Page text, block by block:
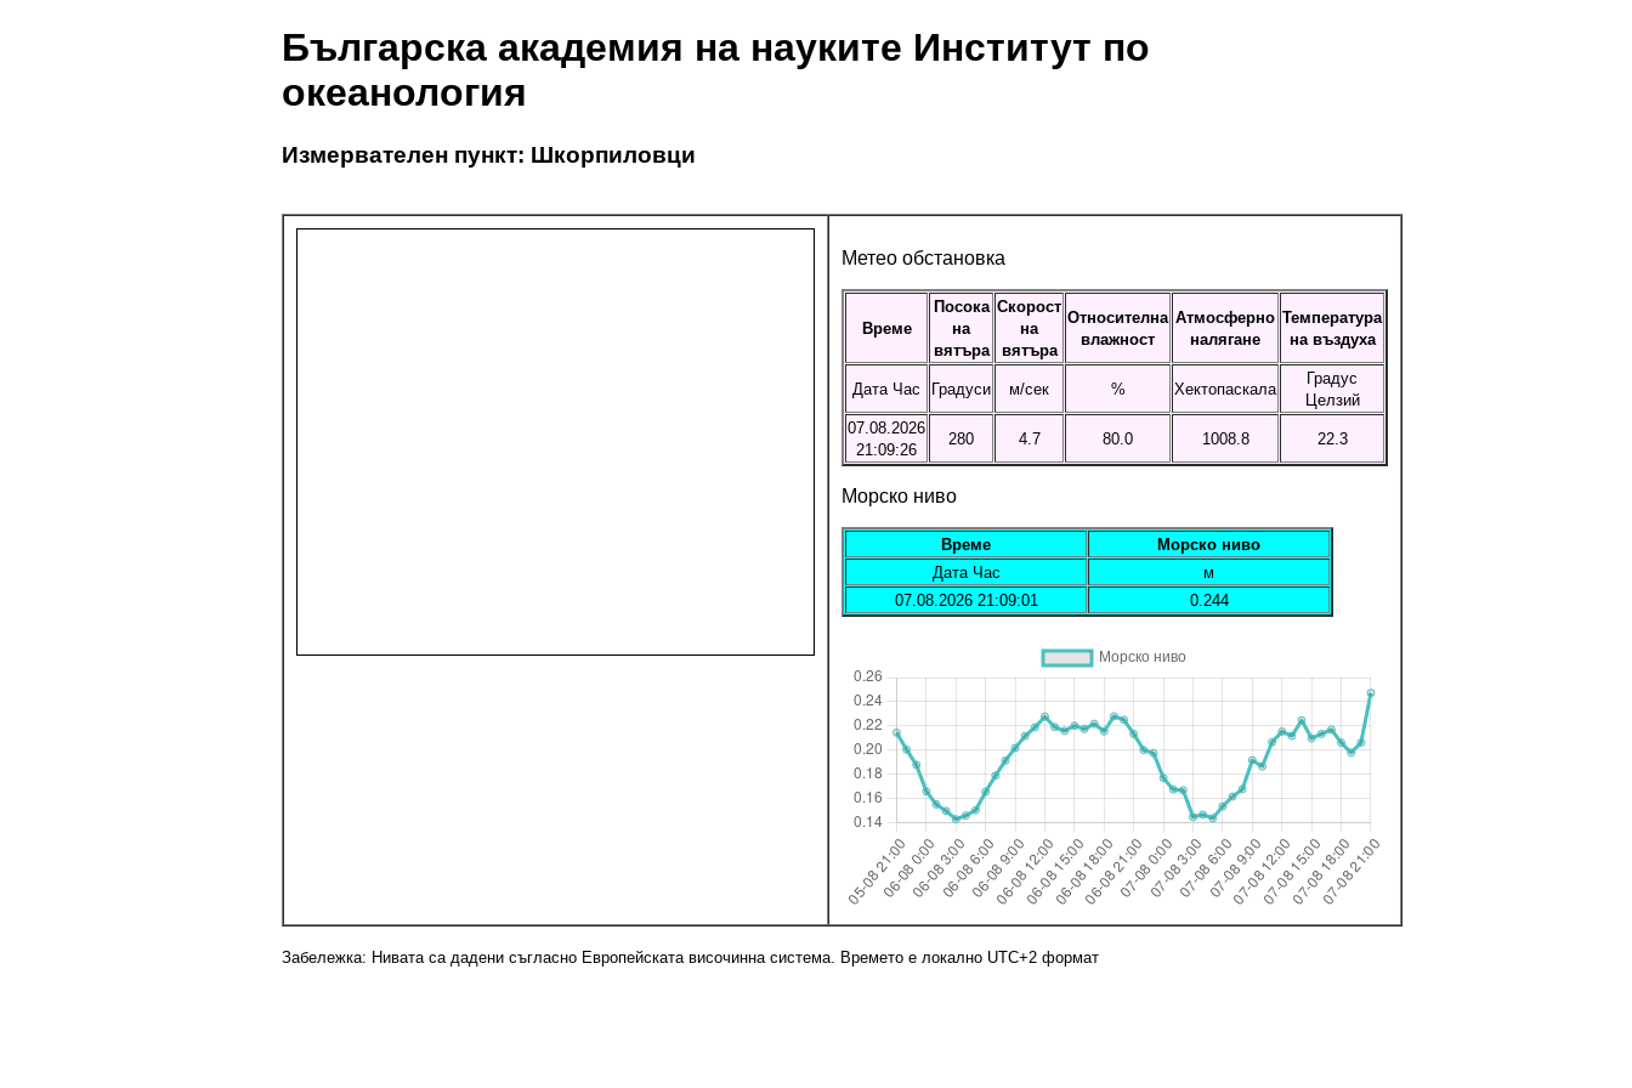
Българска академия на науките Институт по
океанология
Измервателен пункт: Шкорпиловци
Метео обстановка
Време
Посока
на
вятъра
Скорост
на
вятъра
Относителна
влажност
Атмосферно
налягане
Температура
на въздуха
Дата Час Градуси м/сек % Хектопаскала
Градус
Целзий
07.08.2026
21:09:26
280 4.7 80.0 1008.8 22.3
Морско ниво
Време
Морско ниво
Дата Час
м
07.08.2026 21:09:01
0.244
Забележка: Нивата са дадени съгласно Европейската височинна система. Времето е локално UTC+2 формат